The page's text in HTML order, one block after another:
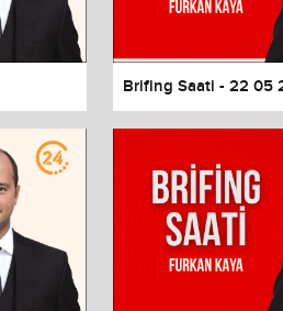
Brifing Saati - 22 05